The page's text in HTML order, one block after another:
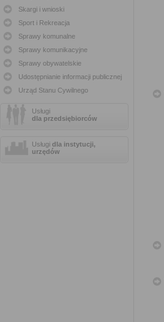
Skargi i wnioski
Sport i Rekreacja
Sprawy komunalne
Sprawy komunikacyjne
Sprawy obywatelskie
Udostępnianie informacji publicznej
Urząd Stanu Cywilnego
Usługi
dla przedsiębiorców
Usługi dla instytucji,
urzędów